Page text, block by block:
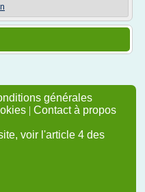
générales
| Contact à propos
voir l'article 4 des